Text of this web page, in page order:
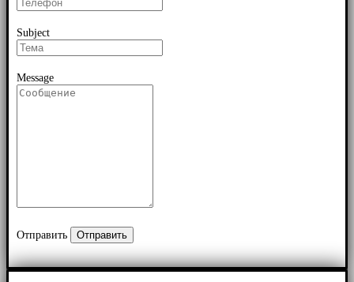
Subject
Message
Отправить